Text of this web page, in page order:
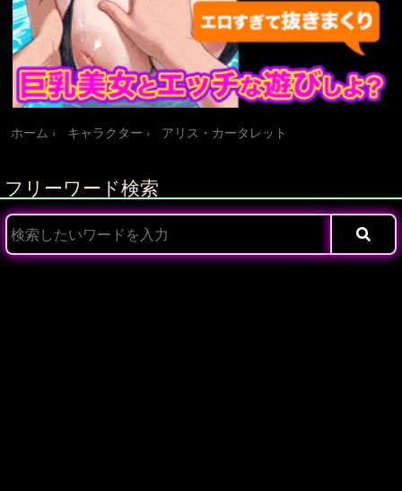
ホーム キャラクター アリス・カータレット
フリーワード検索